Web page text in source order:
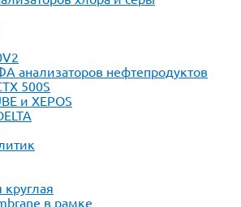
анализаторов нефтепродуктов
500S
и XEPOS
круглая
в рамке